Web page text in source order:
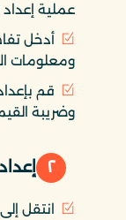
عملية إعداد
أدخل
ومعلومات
قم
وضريبة القيمة المضافة
٢
انتقل